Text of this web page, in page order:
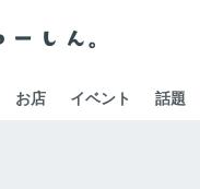
お店 イベント 話題